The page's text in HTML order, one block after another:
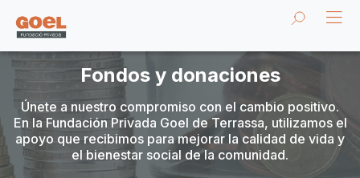
Fondos y donaciones
Únete a nuestro compromiso con el cambio positivo.
En la Fundación Privada Goel de Terrassa, utilizamos el
apoyo que recibimos para mejorar la calidad de vida y
el bienestar social de la comunidad.